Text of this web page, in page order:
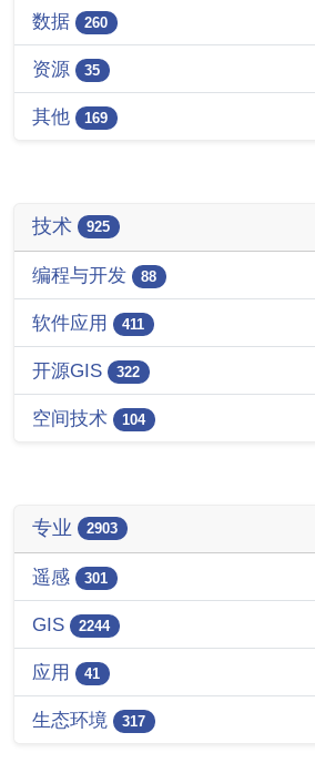
数据 260
资源 35
其他 169
技术 925
编程与开发 88
软件应用 411
开源GIS 322
空间技术 104
专业 2903
遥感 301
GIS 2244
应用 41
生态环境 317